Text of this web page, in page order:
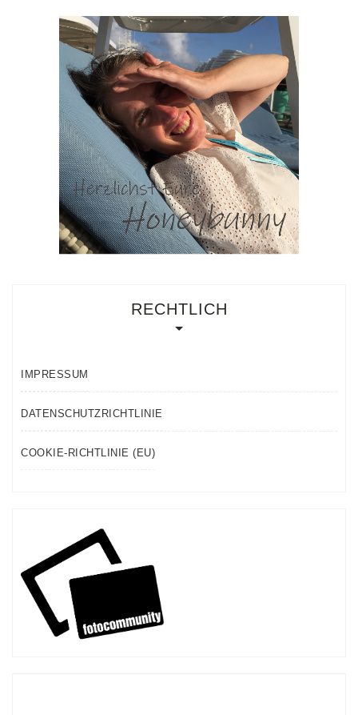
RECHTLICH
IMPRESSUM
DATENSCHUTZRICHTLINIE
COOKIE-RICHTLINIE (EU)